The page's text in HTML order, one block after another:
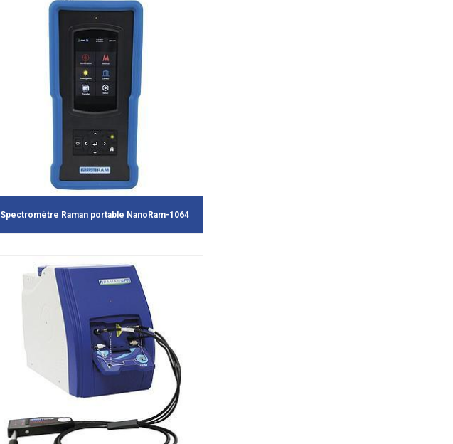
Spectromètre Raman portable NanoRam-1064